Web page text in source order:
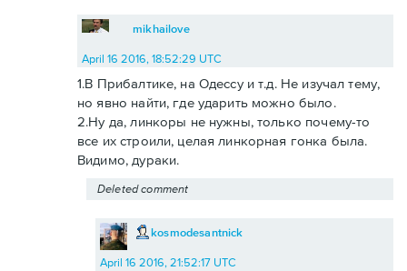
mikhailove
April 16 2016, 18:52:29 UTC
1.В Прибалтике, на Одессу и т.д. Не изучал тему,
но явно найти, где ударить можно было.
2.Ну да, линкоры не нужны, только почему-то
все их строили, целая линкорная гонка была.
Видимо, дураки.
Deleted comment
kosmodesantnick
April 16 2016, 21:52:17 UTC